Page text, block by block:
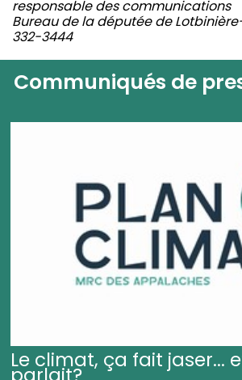
responsable des communications
Bureau de la députée de
332-3444
Communiqués de
Le climat, ça fait jaser...